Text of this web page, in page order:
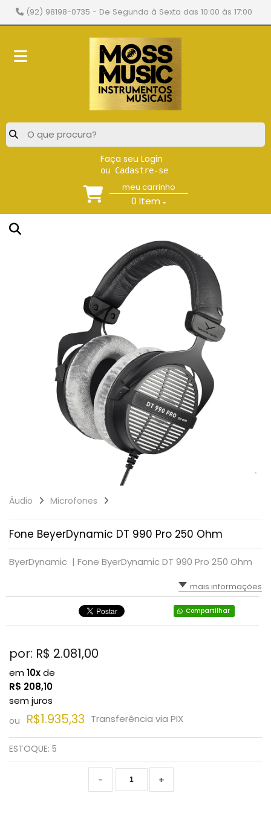
(92) 98198-0735 - De Segunda à Sexta das 10:00 às 17:00
Faça seu Login
ou Cadastre-se
meu carrinho
0 Item
Áudio Microfones
Fone BeyerDynamic DT 990 Pro 250 Ohm
ByerDynamic | Fone ByerDynamic DT 990 Pro 250 Ohm
mais informações
Compartilhar
por: R$ 2.081,00
em10xde
R$ 208,10
sem juros
ou R$1.935,33 Transferência via PIX
ESTOQUE: 5
+
-